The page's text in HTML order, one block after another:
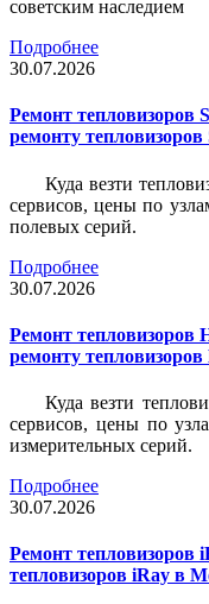
советским наследием
Подробнее
30.07.2026
Ремонт тепловизоров
ремонту
Куда везти
сервисов, цены по
полевых серий.
Подробнее
30.07.2026
Ремонт
ремонту
Куда везти
сервисов, цены по
измерительных серий.
Подробнее
30.07.2026
Ремонт тепловизоров
тепловизоров iRay в